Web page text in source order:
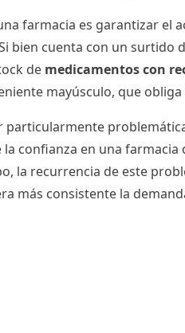
farmacia es garantizar el
bien cuenta con un
de medicamentos con
mayúsculo, que
particularmente
confianza en una
la recurrencia de este
más consistente la